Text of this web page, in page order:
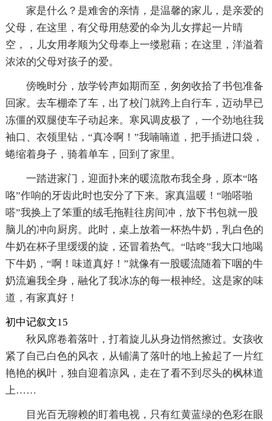
家是什么？是难舍的亲情，是温馨的家儿，是亲爱的
父母，在这里，有父母用慈爱的伞为儿女撑起一片晴
空，，儿女用孝顺为父母奉上一缕慰藉；在这里，洋溢着
浓浓的父母对孩子的爱。
傍晚时分，放学铃声如期而至，匆匆收拾了书包准备
回家。去车棚牵了车，出了校门就跨上自行车，迈动早已
冻僵的双腿使车子动起来。寒风调皮极了，一个劲地往我
袖口、衣领里钻，“真冷啊！”我喃喃道，把手插进口袋，
蜷缩着身子，骑着单车，回到了家里。
一踏进家门，迎面扑来的暖流散布我全身，原本“咯
咯”作响的牙齿此时也安分了下来。家真温暖！“啪嗒啪
嗒”我换上了笨重的绒毛拖鞋往房间冲，放下书包就一股
脑儿的冲向厨房。此时，桌上放着一杯热牛奶，乳白色的
牛奶在杯子里缓缓的旋，还冒着热气。“咕咚”我大口地喝
下牛奶，“啊！味道真好！”就像有一股暖流随着下咽的牛
奶流遍我全身，融化了我冰冻的每一根神经。这是家的味
道，有家真好！
初中记叙文15
秋风席卷着落叶，打着旋儿从身边悄然擦过。女孩收
紧了自己白色的风衣，从铺满了落叶的地上捡起了一片红
艳艳的枫叶，独自迎着凉风，走在了看不到尽头的枫林道
上……
目光百无聊赖的盯着电视，只有红黄蓝绿的色彩在眼